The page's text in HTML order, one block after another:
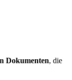
Dokumenten, die